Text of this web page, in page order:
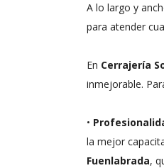
A lo largo y
para atender
En Cerrajería
inmejorable.
•
la mejor
Fuenlabrada,